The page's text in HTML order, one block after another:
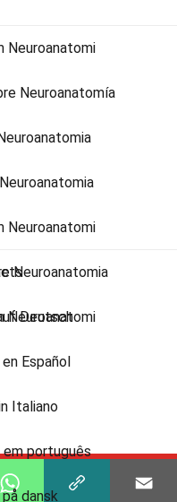
channel
Neuroanatomía
Neuroanatomia
Deutsch
Español
Italiano
português
dansk